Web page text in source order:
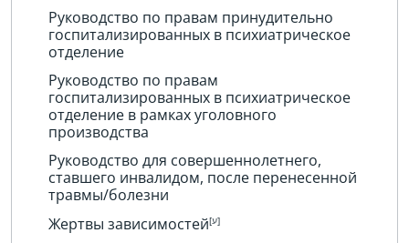
Руководство по правам принудительно
госпитализированных в психиатрическое
отделение
Руководство по правам
госпитализированных в психиатрическое
отделение в рамках уголовного
производства
Руководство для совершеннолетнего,
ставшего инвалидом, после перенесенной
травмы/болезни
Жертвы зависимостей